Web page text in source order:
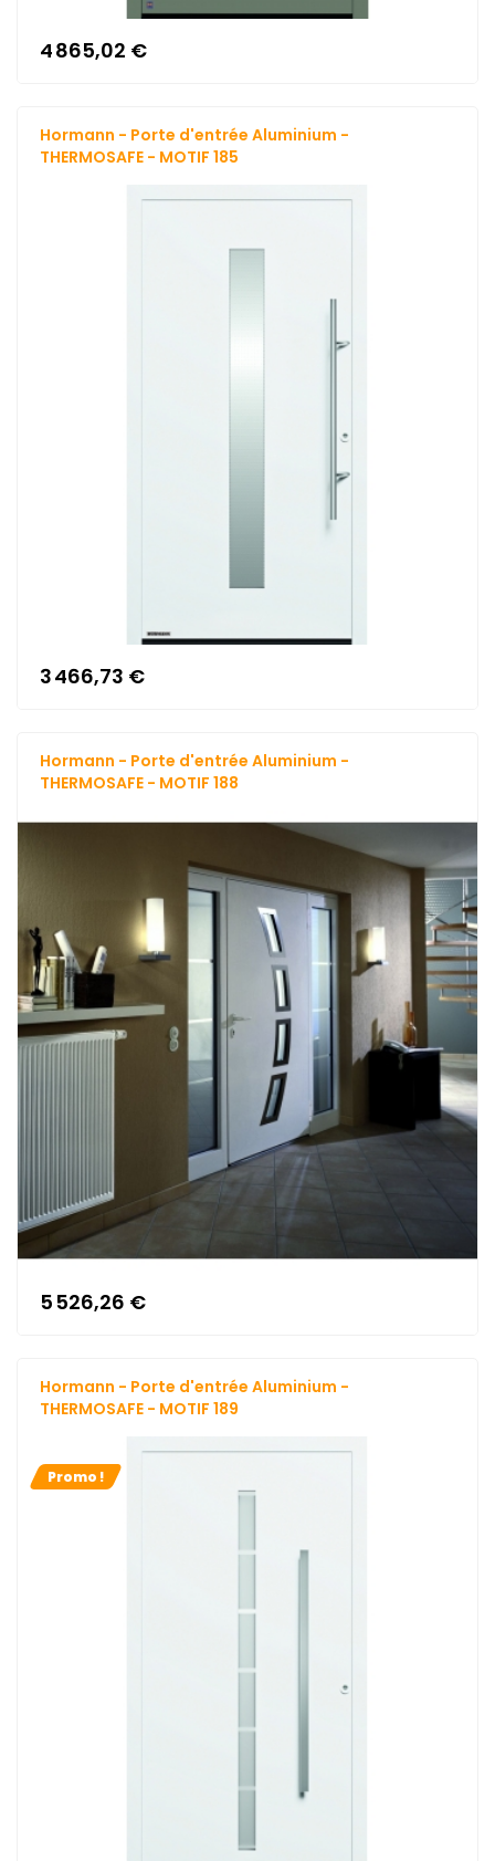
4 865,02 €
Hormann - Porte d'entrée Aluminium -
THERMOSAFE - MOTIF 185
3 466,73 €
Hormann - Porte d'entrée Aluminium -
THERMOSAFE - MOTIF 188
5 526,26 €
Hormann - Porte d'entrée Aluminium -
THERMOSAFE - MOTIF 189
Promo !